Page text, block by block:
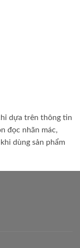
dựa trên thông tin
đọc nhãn mác,
dùng sản phẩm